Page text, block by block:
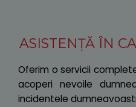
ASISTENȚĂ ÎN
Oferim o servicii
acoperi nevoile
incidentele